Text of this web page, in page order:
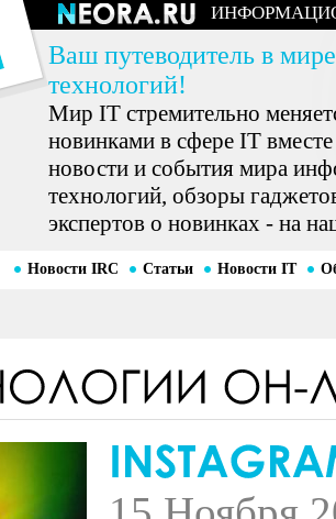
Ваш путеводитель в
технологий!
Мир IT стремительно
новинками в сфере IT
новости и события мира
технологий, обзоры
экспертов о новинках - на
Новости IRC Статьи Новости IT